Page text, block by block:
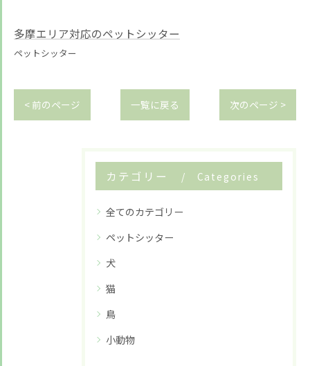
多摩エリア対応のペットシッター
ペットシッター
< 前のページ 一覧に戻る 次のページ >
カテゴリー Categories
全てのカテゴリー
ペットシッター
犬
猫
鳥
小動物